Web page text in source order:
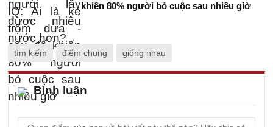
khiến 80% người bỏ cuộc sau nhiều giờ
tìm kiếm điểm chung giống nhau
Bình luận